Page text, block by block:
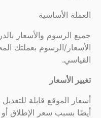
العملة الأساسية
الأسعار/الرسوم بعملتك
القياسي.
تغيير الأسعار
أسعار الموقع قابلة
أيضًا بسبب سعر الإطلاق أو